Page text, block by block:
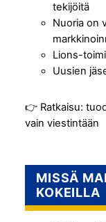
tekijöitä
Nuoria on
Lions-
Uusien
👉 Ratkaisu:
vain viestintään
MISSÄ
KOKEILLA